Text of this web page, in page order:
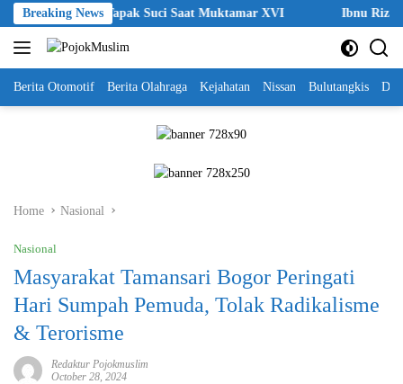
Skip
to
content
Breaking News
Tapak Suci Saat Muktamar XVI Ibnu Riza Apresiasi
Berita Otomotif Berita Olahraga Kejahatan Nissan Bulutangkis
Home Nasional
Nasional
Masyarakat Tamansari Bogor Peringati
Hari Sumpah Pemuda, Tolak Radikalisme
& Terorisme
Redaktur Pojokmuslim
October 28, 2024